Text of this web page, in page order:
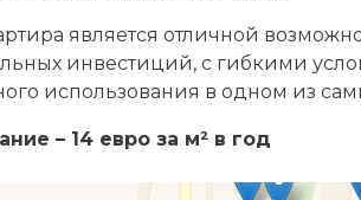
является отличной
инвестиций, с гибкими
использования в одном из
– 14 евро за м² в год